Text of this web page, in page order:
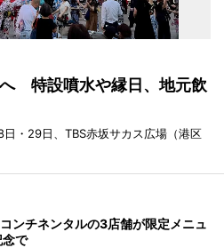
へ 特設噴水や縁日、地元飲
・29日、TBS赤坂サカス広場（港区
ンチネンタルの3店舗が限定メニュ
で